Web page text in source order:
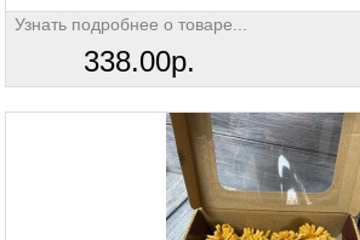
Узнать подробнее о товаре...
338.00р.